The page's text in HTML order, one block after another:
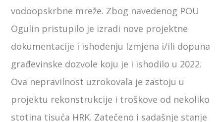
vodoopskrbne mreže. Zbog navedenog POU
Ogulin pristupilo je izradi nove projektne
dokumentacije i ishođenju Izmjena i/ili dopuna
građevinske dozvole koju je i ishodilo u 2022.
Ova nepravilnost uzrokovala je zastoju u
projektu rekonstrukcije i troškove od nekoliko
stotina tisuća HRK. Zatečeno i sadašnje stanje